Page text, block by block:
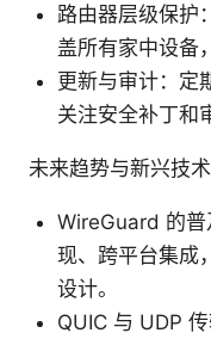
路由器层级保护
盖所有家中设备
更新与审计：定
关注安全补丁和
未来趋势与新兴技术
WireGuard 的普
现、跨平台集成
设计。
QUIC 与 UDP